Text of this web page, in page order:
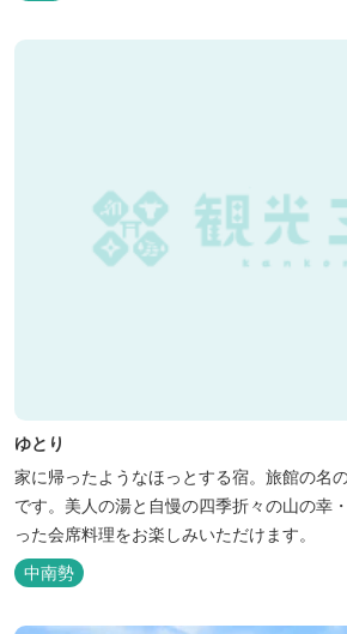
ゆとり
家に帰ったようなほっとする宿。旅館の名
です。美人の湯と自慢の四季折々の山の幸
った会席料理をお楽しみいただけます。
中南勢